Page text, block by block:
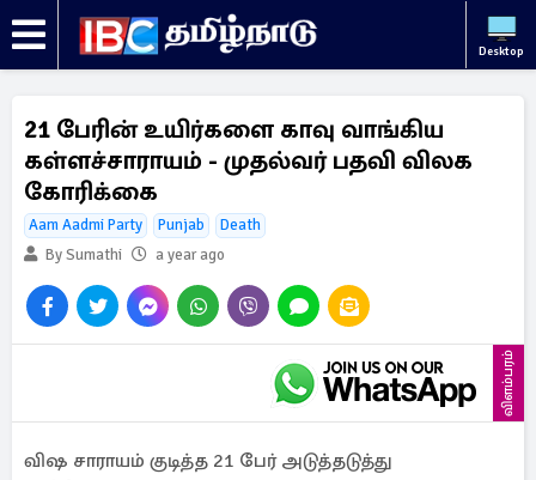
Desktop
21 பேரின் உயிர்களை காவு வாங்கிய
கள்ளச்சாராயம் - முதல்வர் பதவி விலக
கோரிக்கை
Aam Aadmi Party Punjab
Death
By Sumathi
a year ago
விளம்பரம்
விஷ சாராயம் குடித்த 21 பேர் அடுத்தடுத்து